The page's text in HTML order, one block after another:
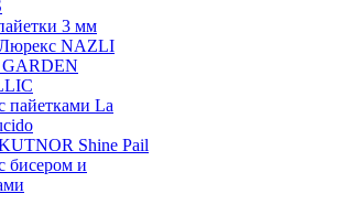
3 мм
NAZLI
пайетками La
Shine Pail
бисером и